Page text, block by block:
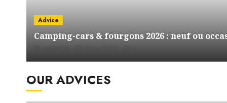
Advice
Camping-cars & fourgons 2026 : neuf ou
OUR ADVICES